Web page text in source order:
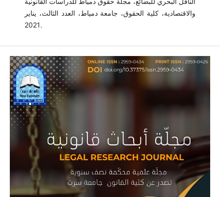
والاقتصادية، كلية الحقوق، جامعة دمياط، العدد الثالث، يناير
2021.